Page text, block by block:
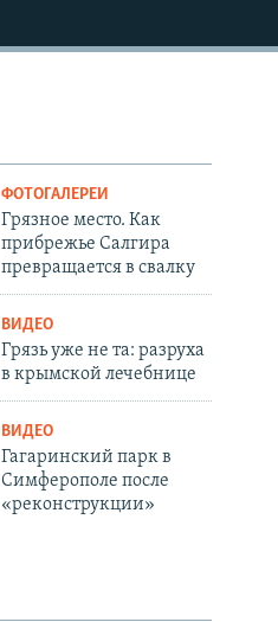
ФОТОГАЛЕРЕИ
Грязное место. Как
прибрежье Салгира
превращается в свалку
ВИДЕО
Грязь уже не та: разруха
в крымской лечебнице
ВИДЕО
Гагаринский парк в
Симферополе после
«реконструкции»